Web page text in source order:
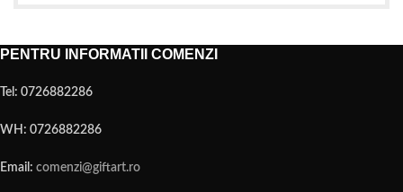
PENTRU INFORMATII COMENZI
Tel: 0726882286
WH: 0726882286
Email: comenzi@giftart.ro